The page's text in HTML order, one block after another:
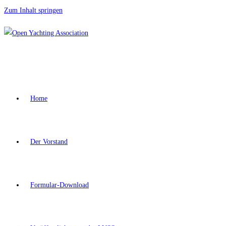
Zum Inhalt springen
Home
Der Vorstand
Formular-Download